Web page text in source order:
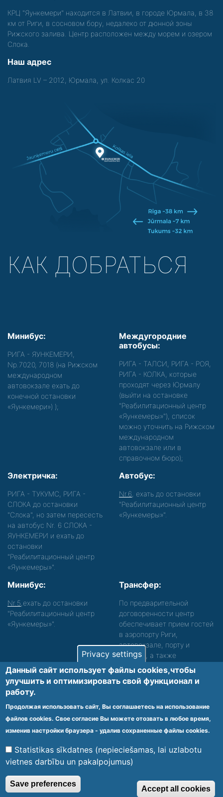
КРЦ "Яункемери" находится в Латвии, в городе Юрмала, в 38
км от Риги, в сосновом бору, недалеко от дюнной зоны
Рижского залива. Центр расположен между морем и озером
Слока.
Наш адрес
Латвия LV – 2012, Юрмала, ул. Колкас 20
КАК ДОБРАТЬСЯ
Минибус:
РИГА - ЯУНКЕМЕРИ,
Nр.7020, 7018 (на Рижском
международном
автовокзале ехать до
конечной остановки
«Яункемери») );
Междугородние
автобусы:
РИГА - ТАЛСИ, РИГА - РОЯ,
РИГА - КОЛКА, которые
проходят через Юрмалу
(выйти на остановке
"Реабилитационный центр
«Яункемеры»"), список
можно уточнить на Рижском
международном
автовокзале или в
справочном бюро);
Электричка:
РИГА - ТУКУМС, РИГА -
СЛОКА до остановки
"Слока", но затем пересесть
на автобус Nr. 6 СЛОКА -
ЯУНКЕМЕРИ и ехать до
остановки
"Реабилитационный центр
«Яункемеры»".
Автобус:
Nr.6 , ехать до остановки
"Реабилитационный центр
«Яункемеры»".
Минибус:
Nr.5 ,ехать до остановки
"Реабилитационный центр
«Яункемеры»".
Трансфер:
По предварительной
договоренности центр
обеспечивает прием гостей
в аэропорту Риги,
автовокзале, порту и
вокзале, а также
сопровождение. Просьба
звонить, чтобы уточнить
детали.
Обеспечиваем доступность среды для лиц с
функциональными нарушениями.
Footer
menu
Vietnes karte Noteikumi un privātuma politika
© 2020 Kūrorta Rehabilitācijas Centrs - Jaunķemeri. Visas tiesības
aizsargātas.
Privacy settings
Данный сайт использует файлы cookies,чтобы
улучшить и оптимизировать cвой функционал и
работу.
Продолжая использовать сайт, Вы соглашаетесь на использование
файлов cookies. Свое согласие Вы можете отозвать в любое время,
изменив настройки браузера - удалив сохраненные файлы cookies.
Statistikas sīkdatnes (nepieciešamas, lai uzlabotu
vietnes darbību un pakalpojumus)
Save preferences
Accept all cookies